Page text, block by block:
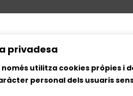
privadesa
utilitza cookies pròpies i
personal dels usuaris